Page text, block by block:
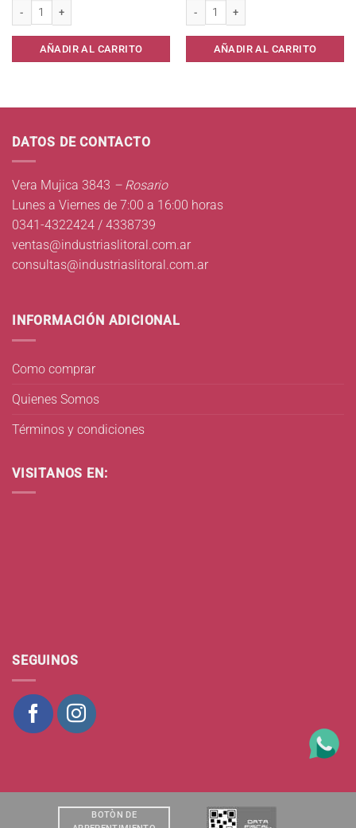
Balde Desesplast x 9 lts / cantidad
AÑADIR AL CARRITO
Embudo de 12 cms cantidad
AÑADIR AL CARRITO
. cantidad
DATOS DE CONTACTO
Vera Mujica 3843 – Rosario
Lunes a Viernes de 7:00 a 16:00 horas
0341-4322424 / 4338739
ventas@industriaslitoral.com.ar
consultas@industriaslitoral.com.ar
INFORMACIÓN ADICIONAL
Como comprar
Quienes Somos
Términos y condiciones
VISITANOS EN:
SEGUINOS
BOTÒN DE